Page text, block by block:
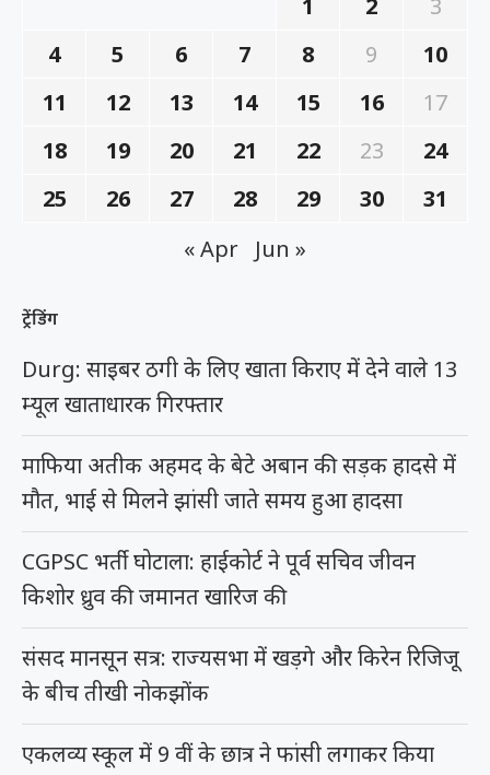
15 16
17
18
19 20 21 22 23
24
25
26 27 28 29 30
31
« Apr
Jun »
म्यूल खाताधारक गिरफ्तार
माफिया अतीक अहमद के बेटे अबान की सड़क हादसे में
मौत, भाई से मिलने झांसी जाते समय हुआ हादसा
CGPSC भर्ती घोटाला: हाईकोर्ट ने पूर्व सचिव जीवन
किशोर ध्रुव की जमानत खारिज की
संसद मानसून सत्र: राज्यसभा में खड़गे और किरेन रिजिजू
के बीच तीखी नोकझोंक
एकलव्य स्कूल में 9 वीं के छात्र ने फांसी लगाकर किया
सुसाइड